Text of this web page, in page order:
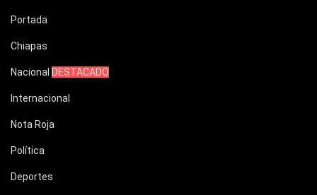
Portada
Chiapas
Nacional DESTACADO
Internacional
Nota Roja
Política
Deportes